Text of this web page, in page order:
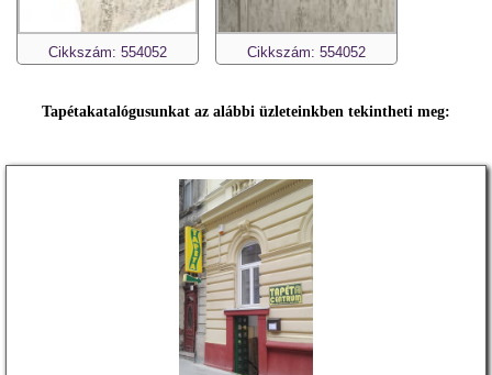
Cikkszám: 554052 Cikkszám: 554052
Tapétakatalógusunkat az alábbi üzleteinkben tekintheti meg: